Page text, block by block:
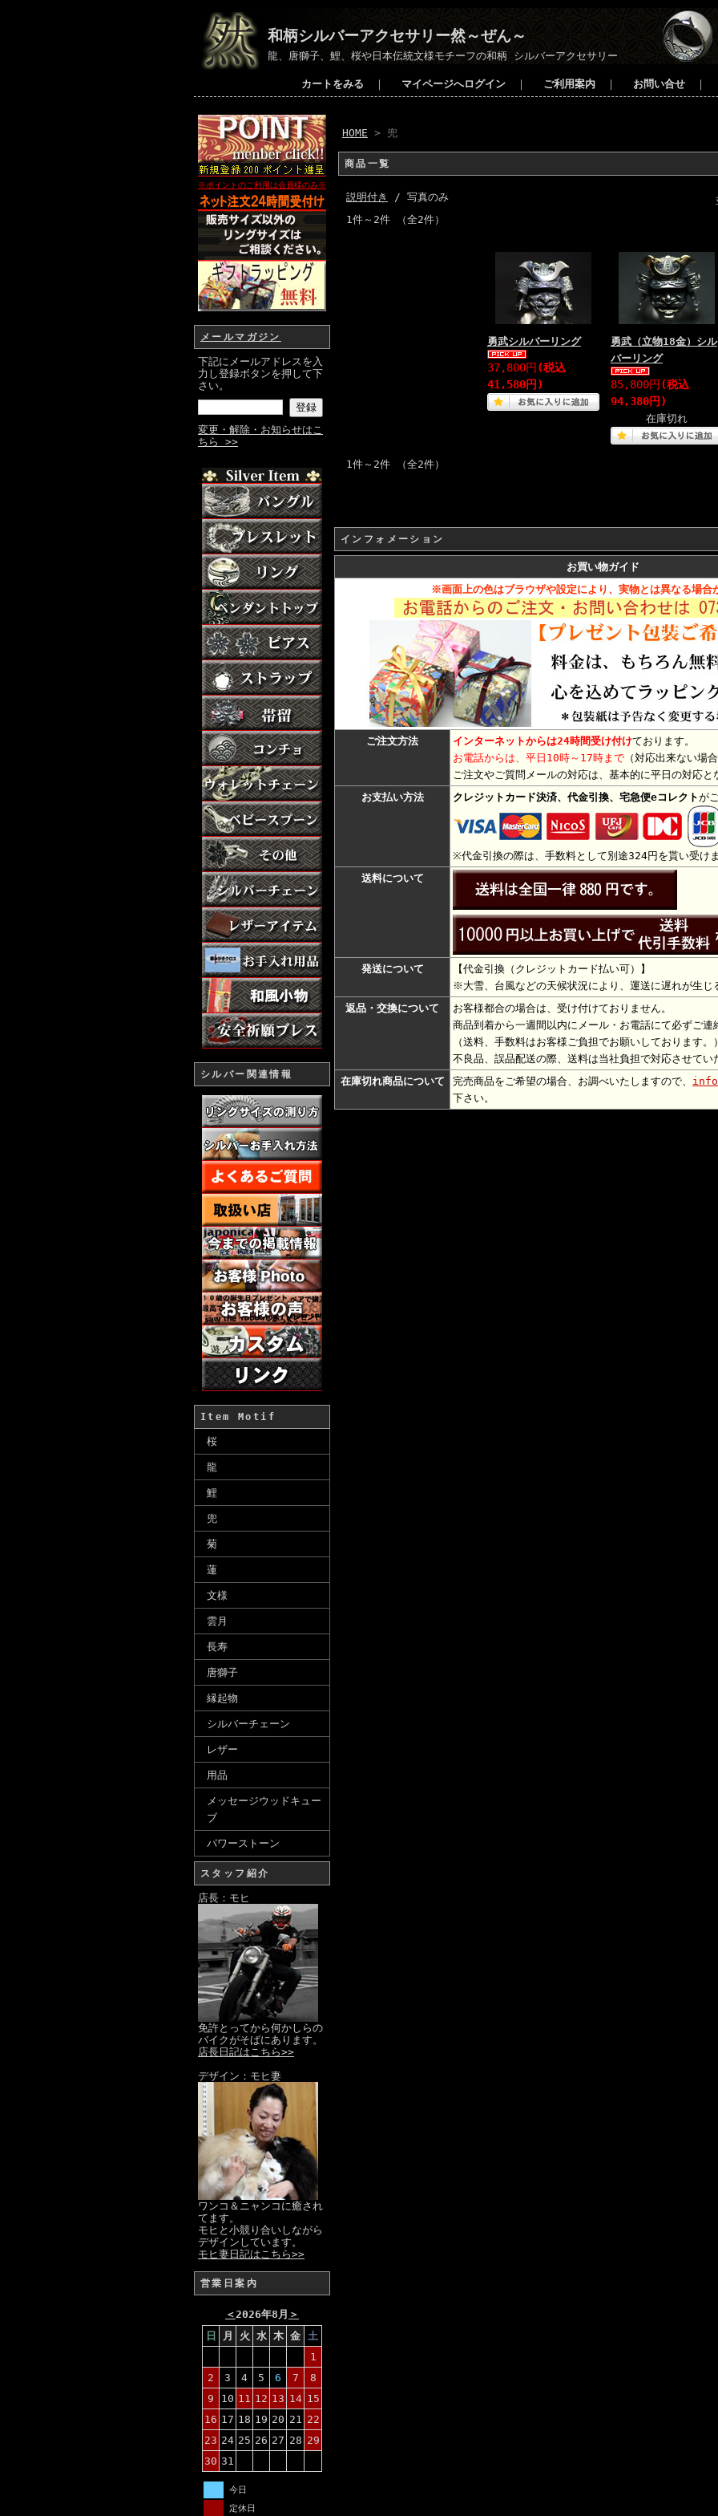
和柄シルバーアクセサリー然～ぜん～
龍、唐獅子、鯉、桜や日本伝統文様モチーフの和柄 シルバーアクセサリー
カートをみる ｜ マイページへログイン ｜ ご利用案内 ｜ お問い合せ ｜
※ポイントのご利用は会員様のみ※
メールマガジン
下記にメールアドレスを入
力し登録ボタンを押して下
さい。
変更・解除・お知らせはこ
ちら >>
シルバー関連情報
Item Motif
桜
龍
鯉
兜
菊
蓮
文様
雲月
長寿
唐獅子
縁起物
シルバーチェーン
レザー
用品
メッセージウッドキュー
ブ
パワーストーン
スタッフ紹介
店長：モヒ
免許とってから何かしらの
バイクがそばにあります。
店長日記はこちら>>
デザイン：モヒ妻
ワンコ＆ニャンコに癒され
てます。
モヒと小競り合いしながら
デザインしています。
モヒ妻日記はこちら>>
営業日案内
＜2026年8月 ＞
日
月 火 水 木 金 土
1
2
3 4 5 6 7
8
9
10 11 12 13 14 15
16 17 18 19 20 21 22
23 24 25 26 27 28 29
30 31
今日
定休日
HOME > 兜
商品一覧
説明付き
/ 写真のみ
1件～2件 （全2件）
勇武シルバーリング
37,800円 (税込
41,580円)
勇武（立物18金）シル
バーリング
85,800円 (税込
94,380円)
在庫切れ
1件～2件 （全2件）
インフォメーション
お買い物ガイド
※画面上の色はブラウザや設定により、実物とは異なる場合
ご注文方法 インターネットからは24時間受け付けております。
お電話からは、平日10時～17時まで （対応出来ない場
ご注文やご質問メールの対応は、基本的に平日の対応と
お支払い方法
クレジットカード決済、代金引換、宅急便eコレクトが
※代金引換の際は、手数料として別途324円を貰い受けま
送料について
発送について 【代金引換（ クレジットカード払い可）】
※大雪、台風などの天候状況により、運送に遅れが生じ
返品・交換について
お客様都合の場合は、受け付けておりません。
商品到着から一週間以内にメール・お電話にて必ずご連
（送料、手数料はお客様ご負担でお願いしております。）
不良品、誤品配送の際、送料は当社負担で対応させてい
在庫切れ商品について
完売商品をご希望の場合、お調べいたしますので、
下さい。